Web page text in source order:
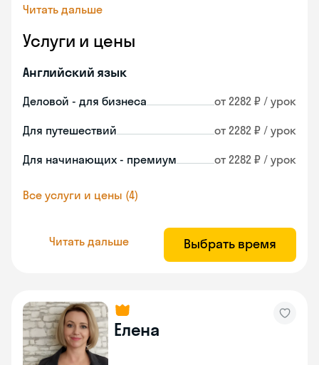
Читать дальше
Услуги и цены
Английский язык
Деловой - для бизнеса от 2282 ₽ / урок
Для путешествий от 2282 ₽ / урок
Для начинающих - премиум от 2282 ₽ / урок
Все услуги и цены (4)
Читать дальше Выбрать время
Елена